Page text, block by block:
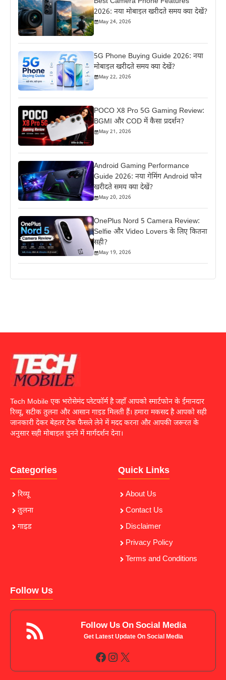
2026: नया मोबाइल खरीदते समय क्या देखें?
May 24, 2026
5G Phone Buying Guide 2026: नया
मोबाइल खरीदते समय क्या देखें?
May 22, 2026
POCO X8 Pro 5G Gaming Review:
BGMI और COD में कैसा प्रदर्शन?
May 21, 2026
Android Gaming Performance
Guide 2026: नया गेमिंग Android फोन
खरीदते समय क्या देखें?
May 20, 2026
OnePlus Nord 5 Camera Review:
Selfie और Video Lovers के लिए कितना
सही?
May 19, 2026
Tech Mobile एक भरोसेमंद प्लेटफॉर्म है जहाँ आपको स्मार्टफोन के ईमानदार
रिव्यू, सटीक तुलना और आसान गाइड मिलती हैं। हमारा मकसद है आपको सही
जानकारी देकर बेहतर टेक फैसले लेने में मदद करना और आपकी जरूरत के
अनुसार सही मोबाइल चुनने में मार्गदर्शन देना।
Categories
रिव्यू
तुलना
गाइड
Quick Links
About Us
Contact Us
Disclaimer
Privacy Policy
Terms and Conditions
Follow Us
Follow Us On Social Media
Get Latest Update On Social Media
Facebook
Instagram
X